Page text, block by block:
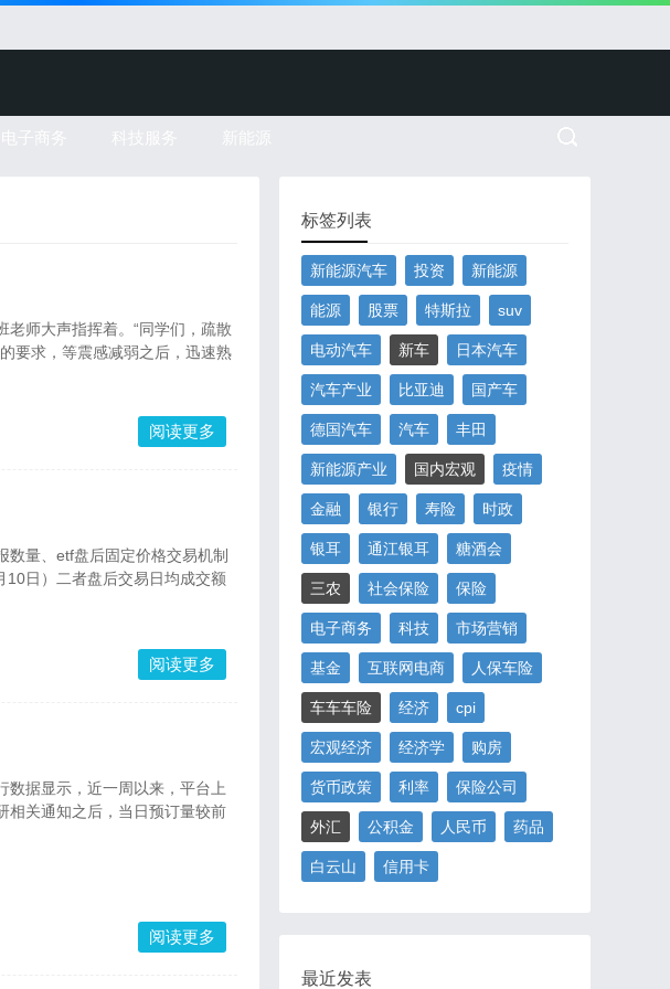
师大声指挥着。“同学们，疏散
要求，等震感减弱之后，迅速熟
阅读更多
数量、etf盘后固定价格交易机制
日）二者盘后交易日均成交额
阅读更多
据显示，近一周以来，平台上
相关通知之后，当日预订量较前
阅读更多
标签列表
新能源汽车 投资 新能源
能源 股票 特斯拉 suv
电动汽车 新车 日本汽车
汽车产业 比亚迪 国产车
德国汽车 汽车 丰田
新能源产业 国内宏观 疫情
金融 银行 寿险 时政
银耳 通江银耳 糖酒会
三农 社会保险 保险
电子商务 科技 市场营销
基金 互联网电商 人保车险
车车车险 经济 cpi
宏观经济 经济学 购房
货币政策 利率 保险公司
外汇 公积金 人民币 药品
白云山 信用卡
最近发表